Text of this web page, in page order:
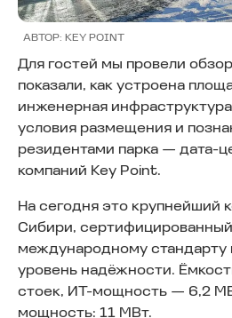
АВТОР: KEY POINT
Для гостей мы провели
показали, как устроена
инженерная
условия размещения и
резидентами парка — дата-
компаний Key Point.
На сегодня это крупнейший
Сибири,
международному
уровень надёжности.
стоек, ИТ-мощность — 6,2
мощность: 11 МВт.